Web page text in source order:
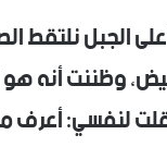
الجبل نلتقط
وظننت أنه
لنفسي: